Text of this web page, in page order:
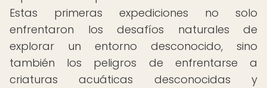
Estas primeras expediciones no solo
enfrentaron los desafíos naturales de
explorar un entorno desconocido, sino
también los peligros de enfrentarse a
criaturas acuáticas desconocidas y